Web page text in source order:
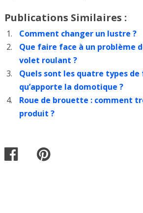
Publications Similaires :
Comment changer un lustre ?
Que faire face à un problème
volet roulant ?
Quels sont les quatre types
qu’apporte la domotique ?
Roue de brouette : comment
produit ?